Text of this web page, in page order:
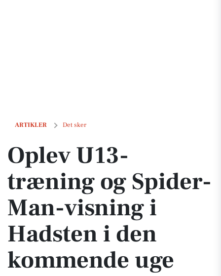
ARTIKLER Det sker
Oplev U13-træning og Spider-Man-visning i Hadsten i den
Oplev U13-
træning og Spider-
Man-visning i
Hadsten i den
kommende uge